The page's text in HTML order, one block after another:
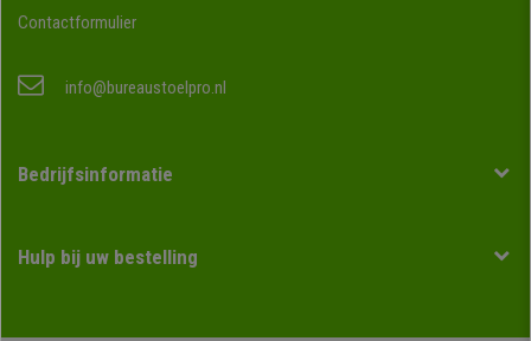
Contactformulier
info@bureaustoelpro.nl
Bedrijfsinformatie
Hulp bij uw bestelling